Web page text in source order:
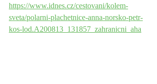
https://www.idnes.cz/cestovani/kolem-
sveta/polarni-plachetnice-anna-norsko-petr-
kos-lod.A200813_131857_zahranicni_aha